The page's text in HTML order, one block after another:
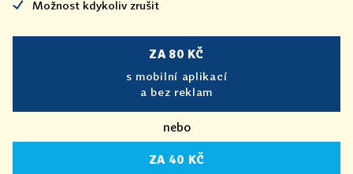
Možnost kdykoliv zrušit
ZA 80 KČ
s mobilní aplikací
a bez reklam
nebo
ZA 40 KČ